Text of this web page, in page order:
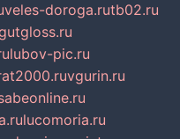
veles-doroga.rutb02.ru
lubov-pic.ru
vgurin.ru
lucomoria.ru